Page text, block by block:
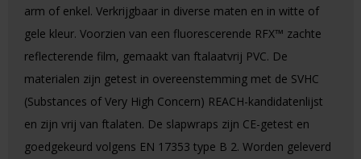
arm of enkel. Verkrijgbaar in diverse maten en in witte of
gele kleur. Voorzien van een fluorescerende RFX™ zachte
reflecterende film, gemaakt van ftalaatvrij PVC. De
materialen zijn getest in overeenstemming met de SVHC
(Substances of Very High Concern) REACH-kandidatenlijst
en zijn vrij van ftalaten. De slapwraps zijn CE-getest en
goedgekeurd volgens EN 17353 type B 2. Worden geleverd